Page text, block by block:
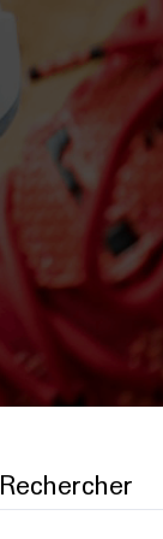
Rechercher